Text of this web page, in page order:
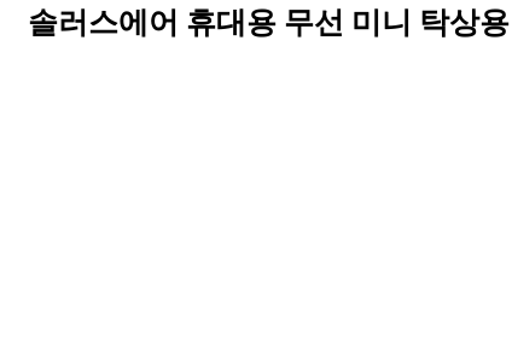
솔러스에어 휴대용 무선 미니 탁상